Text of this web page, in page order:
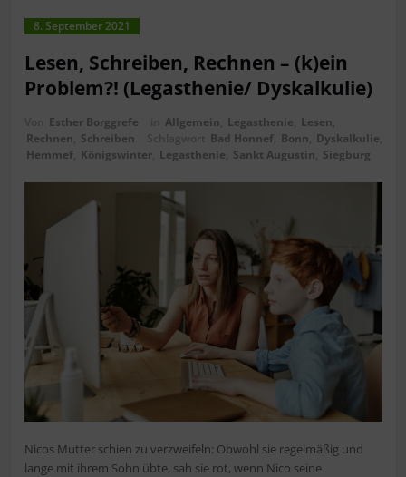
8. September 2021
Lesen, Schreiben, Rechnen – (k)ein
Problem?! (Legasthenie/ Dyskalkulie)
Esther Borggrefe Allgemein Legasthenie Lesen
Rechnen Schreiben Bad Honnef, Bonn Dyskalkulie
Hemmef, Königswinter, Legasthenie Sankt Augustin Siegburg
Nicos Mutter schien zu verzweifeln: Obwohl sie regelmäßig und
lange mit ihrem Sohn übte, sah sie rot, wenn Nico seine